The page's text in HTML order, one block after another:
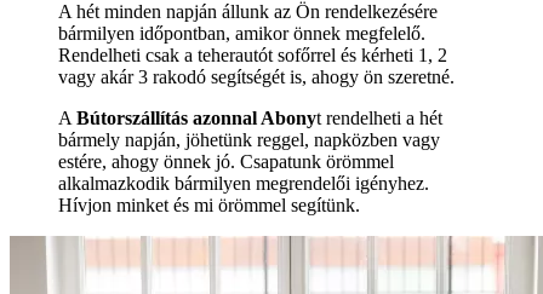
A hét minden napján állunk az Ön rendelkezésére
bármilyen időpontban, amikor önnek megfelelő.
Rendelheti csak a teherautót sofőrrel és kérheti 1, 2
vagy akár 3 rakodó segítségét is, ahogy ön szeretné.
A Bútorszállítás azonnal Abonyt rendelheti a hét
bármely napján, jöhetünk reggel, napközben vagy
estére, ahogy önnek jó. Csapatunk örömmel
alkalmazkodik bármilyen megrendelői igényhez.
Hívjon minket és mi örömmel segítünk.